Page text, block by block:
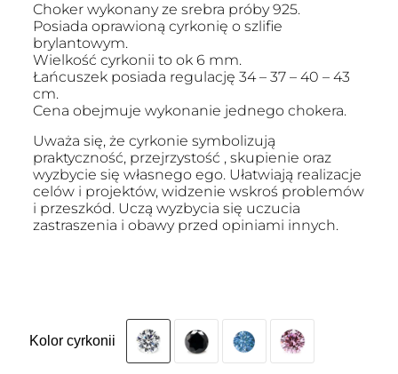
Choker wykonany ze srebra próby 925.
Posiada oprawioną cyrkonię o szlifie
brylantowym.
Wielkość cyrkonii to ok 6 mm.
Łańcuszek posiada regulację 34 – 37 – 40 – 43
cm.
Cena obejmuje wykonanie jednego chokera.
Uważa się, że cyrkonie symbolizują
praktyczność, przejrzystość , skupienie oraz
wyzbycie się własnego ego. Ułatwiają realizacje
celów i projektów, widzenie wskroś problemów
i przeszkód. Uczą wyzbycia się uczucia
zastraszenia i obawy przed opiniami innych.
Kolor cyrkonii